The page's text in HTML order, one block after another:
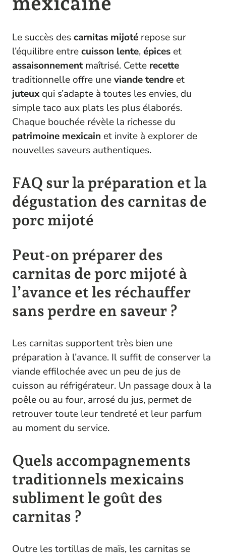
Le succès descarnitas mijoté repose sur
l’équilibre entrecuisson lente,épices et
assaisonnementmaîtrisé. Cette recette
traditionnelle offre uneviandetendre et
juteuxqui s’adapte à toutes les envies, du
simple taco aux plats les plus élaborés.
Chaque bouchée révèle la richesse du
patrimoine mexicain et invite à explorer de
nouvelles saveurs authentiques.
FAQ sur la préparation et la
dégustation des carnitas de
porc mijoté
Peut-on préparer des
carnitas de porc mijoté à
l’avance et les réchauffer
sans perdre en saveur ?
Les carnitas supportent très bien une
préparation à l’avance. Il suffit de conserver la
viande effilochée avec un peu de jus de
cuisson au réfrigérateur. Un passage doux à la
poêle ou au four, arrosé du jus, permet de
retrouver toute leur tendreté et leur parfum
au moment du service.
Quels accompagnements
traditionnels mexicains
subliment le goût des
carnitas ?
Outre les tortillas de maïs, les carnitas se